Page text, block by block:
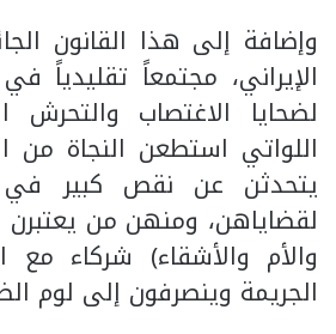
وإضافة إلى هذا القانون
الإيراني، مجتمعاً تقليدياً
لضحايا الاغتصاب
اللواتي استطعن النجاة من
يتحدثن عن نقص كبير في
لقضاياهن، ومنهن من يعتبرن
والأم والأشقاء) شركاء مع
الجريمة وينصرفون إلى لوم